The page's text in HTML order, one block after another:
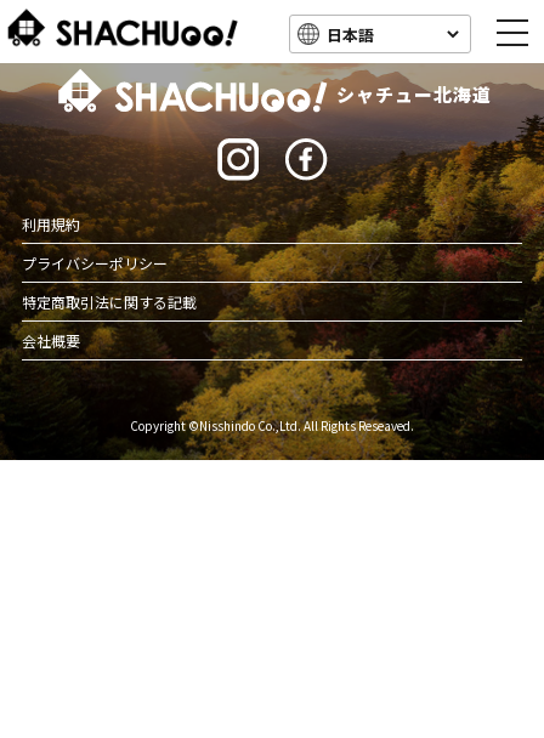
北海道キャンピングカー車中泊スポット情報
シャチュー北海道
利用規約
プライバシーポリシー
特定商取引法に関する記載
会社概要
Copyright ©Nisshindo Co.,Ltd. All Rights Reseaved.